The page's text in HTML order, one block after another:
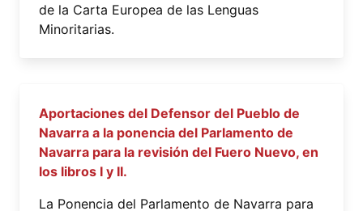
de la Carta Europea de las Lenguas
Minoritarias.
Aportaciones del Defensor del Pueblo de
Navarra a la ponencia del Parlamento de
Navarra para la revisión del Fuero Nuevo, en
los libros I y II.
La Ponencia del Parlamento de Navarra para